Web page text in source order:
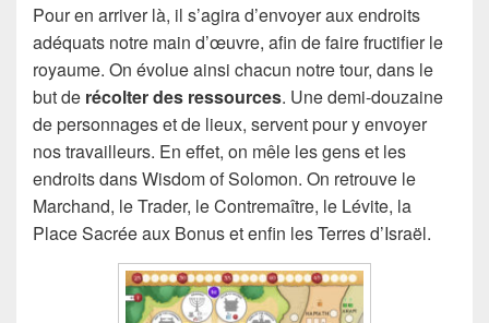
Pour en arriver là, il s’agira d’envoyer aux endroits
adéquats notre main d’œuvre, afin de faire fructifier le
royaume. On évolue ainsi chacun notre tour, dans le
but de récolter des ressources. Une demi-douzaine
de personnages et de lieux, servent pour y envoyer
nos travailleurs. En effet, on mêle les gens et les
endroits dans Wisdom of Solomon. On retrouve le
Marchand, le Trader, le Contremaître, le Lévite, la
Place Sacrée aux Bonus et enfin les Terres d’Israël.